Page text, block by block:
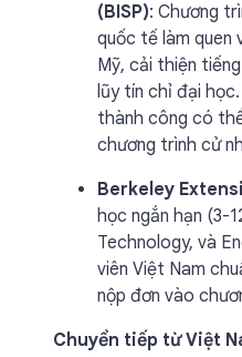
(BISP): Chương
quốc tế làm quen
Mỹ, cải thiện
lũy tín chỉ đại
thành công có
chương trình cử
Berkeley
học ngắn hạn (3-
Technology, và
viên Việt Nam
nộp đơn vào
Chuyển tiếp từ Việt